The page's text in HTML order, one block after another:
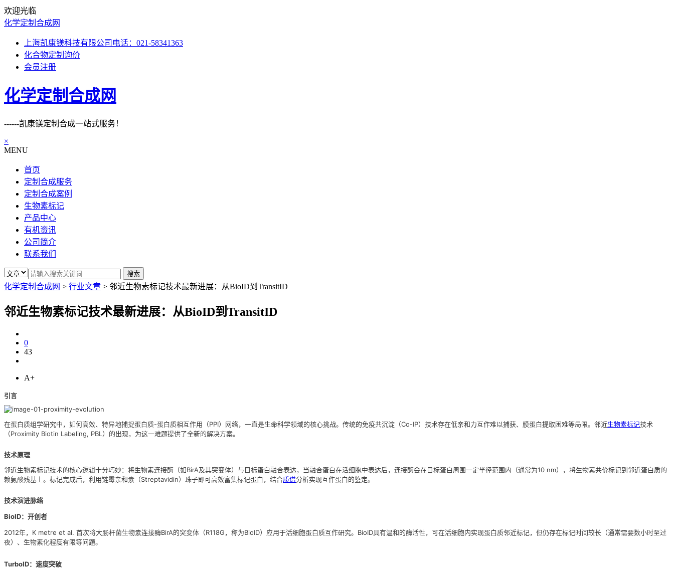
欢迎光临
化学定制合成网
上海凯康镁科技有限公司电话：021-58341363
化合物定制询价
会员注册
化学定制合成网
------凯康镁定制合成一站式服务！
×
MENU
首页
定制合成服务
定制合成案例
生物素标记
产品中心
有机资讯
公司简介
联系我们
化学定制合成网 > 行业文章 > 邻近生物素标记技术最新进展：从BioID到TransitID
邻近生物素标记技术最新进展：从BioID到TransitID
0
43
A+
引言
在蛋白质组学研究中，如何高效、特异地捕捉蛋白质-蛋白质相互作用（PPI）网络，一直是生命科学领域的核心挑战。传统的免疫共沉淀（Co-IP）技术存在低亲和力互作难以捕获、膜蛋白提取困难等局限。邻近生物素标记技术
（Proximity Biotin Labeling, PBL）的出现，为这一难题提供了全新的解决方案。
技术原理
邻近生物素标记技术的核心逻辑十分巧妙：将生物素连接酶（如BirA及其突变体）与目标蛋白融合表达，当融合蛋白在活细胞中表达后，连接酶会在目标蛋白周围一定半径范围内（通常为10 nm），将生物素共价标记到邻近蛋白质的
赖氨酸残基上。标记完成后，利用链霉亲和素（Streptavidin）珠子即可高效富集标记蛋白，结合质谱分析实现互作蛋白的鉴定。
技术演进脉络
BioID：开创者
2012年，K metre et al. 首次将大肠杆菌生物素连接酶BirA的突变体（R118G，称为BioID）应用于活细胞蛋白质互作研究。BioID具有温和的酶活性，可在活细胞内实现蛋白质邻近标记，但仍存在标记时间较长（通常需要数小时至过
夜）、生物素化程度有限等问题。
TurboID：速度突破